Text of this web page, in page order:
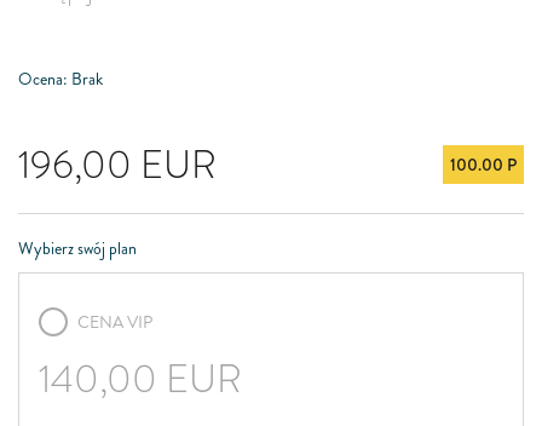
Ocena: Brak
196,00 EUR 100.00 P
Wybierz swój plan
CENA VIP
140,00 EUR